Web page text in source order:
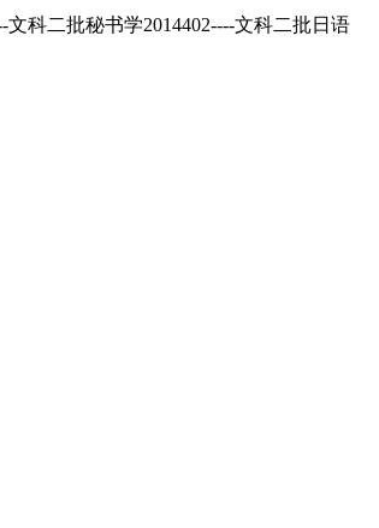
科二批秘书学2014402----文科二批日语